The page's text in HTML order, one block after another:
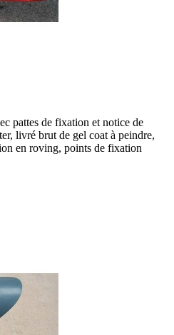
pattes de fixation et notice de
livré brut de gel coat à peindre,
en roving, points de fixation